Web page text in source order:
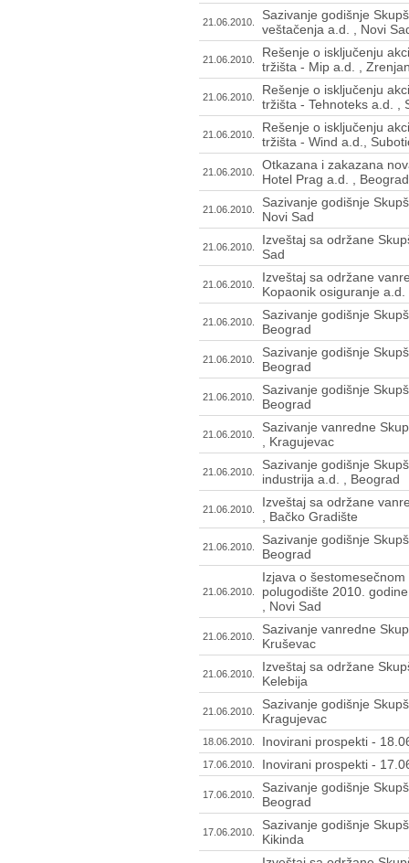
21.06.2010.
Sazivanje godišnje
veštačenja a.d. , Novi
21.06.2010.
Rešenje o isključenju
tržišta - Mip a.d. ,
21.06.2010.
Rešenje o isključenju
tržišta - Tehnoteks a.d. ,
21.06.2010.
Rešenje o isključenju
tržišta - Wind a.d.,
21.06.2010.
Otkazana i zakazana
Hotel Prag a.d. , Beograd
21.06.2010.
Sazivanje godišnje
Novi Sad
21.06.2010.
Izveštaj sa održane
Sad
21.06.2010.
Izveštaj sa održane
Kopaonik osiguranje
21.06.2010.
Sazivanje godišnje
Beograd
21.06.2010.
Sazivanje godišnje
Beograd
21.06.2010.
Sazivanje godišnje
Beograd
21.06.2010.
Sazivanje vanredne
, Kragujevac
21.06.2010.
Sazivanje godišnje
industrija a.d. , Beograd
21.06.2010.
Izveštaj sa održane
, Bačko Gradište
21.06.2010.
Sazivanje godišnje
Beograd
21.06.2010.
Izjava o
polugodište 2010.
, Novi Sad
21.06.2010.
Sazivanje vanredne
Kruševac
21.06.2010.
Izveštaj sa održane
Kelebija
21.06.2010.
Sazivanje godišnje
Kragujevac
18.06.2010. Inovirani prospekti -
17.06.2010. Inovirani prospekti -
17.06.2010.
Sazivanje godišnje
Beograd
17.06.2010.
Sazivanje godišnje
Kikinda